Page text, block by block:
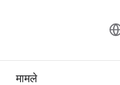
मामले